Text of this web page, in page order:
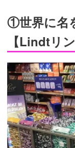
①世界に名
【Lindtリン